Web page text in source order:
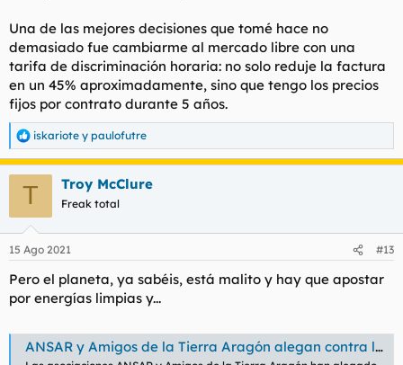
para configurar cookies de terceros.
Para obtener información más detallada, consulte nuestra
página de cookies.
Aceptar cookies de terceros
Una de las mejores decisiones que tomé hace no
demasiado fue cambiarme al mercado libre con una
tarifa de discriminación horaria: no solo reduje la factura
en un 45% aproximadamente, sino que tengo los precios
fijos por contrato durante 5 años.
R
e
a
e
:
iskariote y paulofutre
T Troy McClure
Freak total
15 Ago 2021 #13
Pero el planeta, ya sabéis, está malito y hay que apostar
por energías limpias y...
ANSAR y Amigos de la Tierra Aragón alegan contra los proyectos fotovoltaicos de Forestalia en Campo Romanos